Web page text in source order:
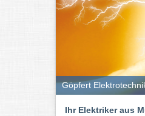
Göpfert
Ihr Elektriker aus